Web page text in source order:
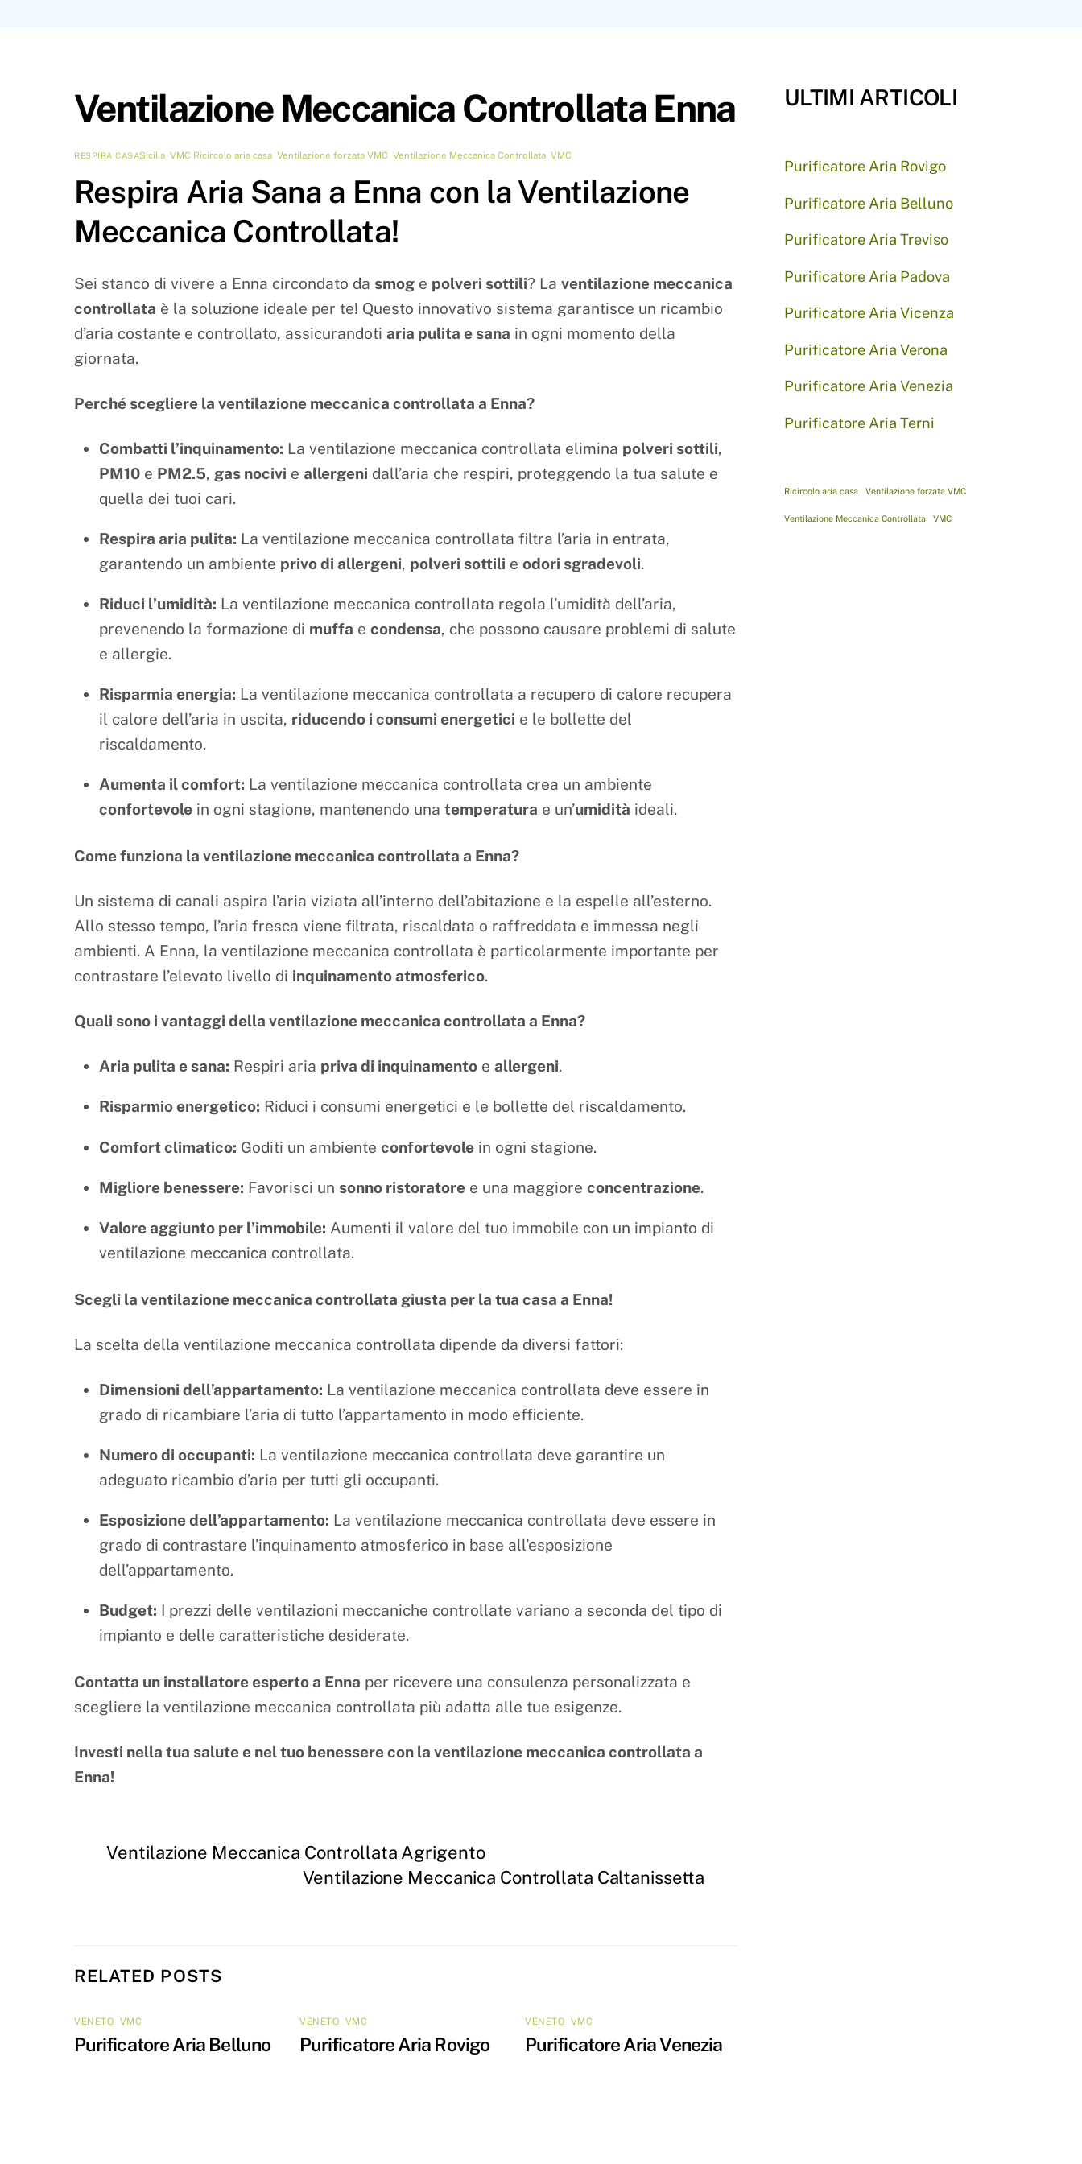
Ventilazione Meccanica Controllata Enna
RESPIRA CASASicilia ,VMC Ricircolo aria casa ,Ventilazione forzata VMC ,Ventilazione Meccanica Controllata ,VMC
Respira Aria Sana a Enna con la Ventilazione
Meccanica Controllata!
Sei stanco di vivere a Enna circondato da smog e polveri sottili? La ventilazione meccanica
controllata è la soluzione ideale per te! Questo innovativo sistema garantisce un ricambio
d’aria costante e controllato, assicurandoti aria pulita e sana in ogni momento della
giornata.
Perché scegliere la ventilazione meccanica controllata a Enna?
Combatti l’inquinamento: La ventilazione meccanica controllata elimina polveri sottili,
PM10e PM2.5, gas nocivi e allergeni dall’aria che respiri, proteggendo la tua salute e
quella dei tuoi cari.
Respira aria pulita: La ventilazione meccanica controllata filtra l’aria in entrata,
garantendo un ambiente privo di allergeni, polveri sottili e odori sgradevoli.
Riduci l’umidità: La ventilazione meccanica controllata regola l’umidità dell’aria,
prevenendo la formazione di muffa e condensa, che possono causare problemi di salute
e allergie.
Risparmia energia: La ventilazione meccanica controllata a recupero di calore recupera
il calore dell’aria in uscita, riducendo i consumi energetici e le bollette del
riscaldamento.
Aumenta il comfort: La ventilazione meccanica controllata crea un ambiente
confortevolein ogni stagione, mantenendo una temperatura e un’umidità ideali.
Come funziona la ventilazione meccanica controllata a Enna?
Un sistema di canali aspira l’aria viziata all’interno dell’abitazione e la espelle all’esterno.
Allo stesso tempo, l’aria fresca viene filtrata, riscaldata o raffreddata e immessa negli
ambienti. A Enna, la ventilazione meccanica controllata è particolarmente importante per
contrastare l’elevato livello di inquinamento atmosferico.
Quali sono i vantaggi della ventilazione meccanica controllata a Enna?
Aria pulita e sana: Respiri aria priva di inquinamentoe allergeni.
Risparmio energetico: Riduci i consumi energetici e le bollette del riscaldamento.
Comfort climatico: Goditi un ambiente confortevolein ogni stagione.
Migliore benessere: Favorisci un sonno ristoratoree una maggiore concentrazione.
Valore aggiunto per l’immobile: Aumenti il valore del tuo immobile con un impianto di
ventilazione meccanica controllata.
Scegli la ventilazione meccanica controllata giusta per la tua casa a Enna!
La scelta della ventilazione meccanica controllata dipende da diversi fattori:
Dimensioni dell’appartamento: La ventilazione meccanica controllata deve essere in
grado di ricambiare l’aria di tutto l’appartamento in modo efficiente.
Numero di occupanti: La ventilazione meccanica controllata deve garantire un
adeguato ricambio d’aria per tutti gli occupanti.
Esposizione dell’appartamento: La ventilazione meccanica controllata deve essere in
grado di contrastare l’inquinamento atmosferico in base all’esposizione
dell’appartamento.
Budget: I prezzi delle ventilazioni meccaniche controllate variano a seconda del tipo di
impianto e delle caratteristiche desiderate.
Contatta un installatore esperto a Enna per ricevere una consulenza personalizzata e
scegliere la ventilazione meccanica controllata più adatta alle tue esigenze.
Investi nella tua salute e nel tuo benessere con la ventilazione meccanica controllata a
Enna!
Ventilazione Meccanica Controllata Agrigento
Ventilazione Meccanica Controllata Caltanissetta
RELATED POSTS
VENETO VMC
Purificatore Aria Belluno
VENETO VMC
Purificatore Aria Rovigo
VENETO VMC
Purificatore Aria Venezia
ULTIMI ARTICOLI
Purificatore Aria Rovigo
Purificatore Aria Belluno
Purificatore Aria Treviso
Purificatore Aria Padova
Purificatore Aria Vicenza
Purificatore Aria Verona
Purificatore Aria Venezia
Purificatore Aria Terni
Ricircolo aria casa Ventilazione forzata VMC
Ventilazione Meccanica Controllata VMC